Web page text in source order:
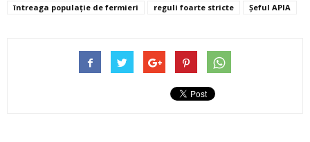
întreaga populație de fermieri
reguli foarte stricte Șeful APIA